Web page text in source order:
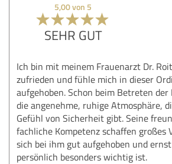
5,00 von 5
SEHR GUT
Ich bin mit meinem Frauenarzt Dr.
zufrieden und fühle mich in dieser
aufgehoben. Schon beim Betreten
die angenehme, ruhige Atmosphäre,
Gefühl von Sicherheit gibt. Seine
fachliche Kompetenz schaffen großes
sich bei ihm gut aufgehoben und
persönlich besonders wichtig ist.